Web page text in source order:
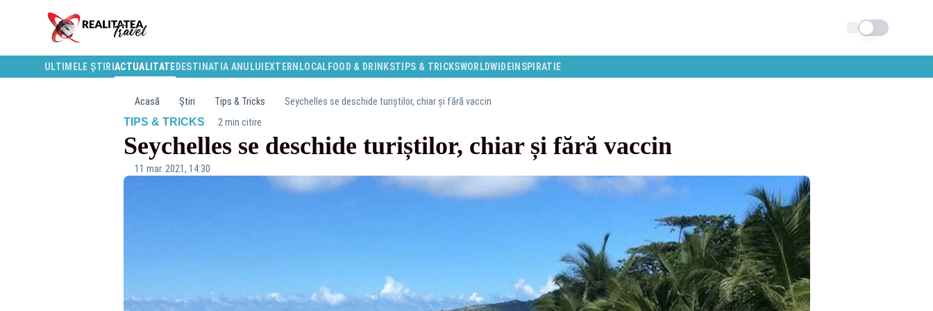
Schimba tema
ULTIMELE ȘTIRI ACTUALITATE DESTINATIA ANULUI EXTERN LOCAL FOOD & DRINKSTIPS & TRICKSWORLDWIDEINSPIRATIE
Acasă Știri Tips & Tricks Seychelles se deschide turiștilor, chiar și fără vaccin
TIPS & TRICKS· 2 min citire
Seychelles se deschide turiștilor, chiar și fără vaccin
11 mar. 2021, 14:30